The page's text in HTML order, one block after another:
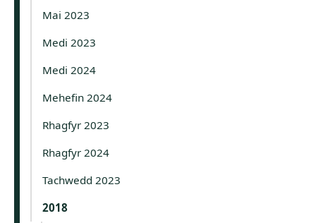
Mai 2023
Medi 2023
Medi 2024
Mehefin 2024
Rhagfyr 2023
Rhagfyr 2024
Tachwedd 2023
2018